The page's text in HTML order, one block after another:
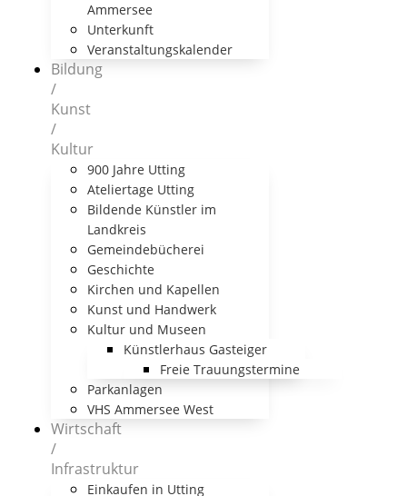
Ammersee
Unterkunft
Veranstaltungskalender
Bildung
/
Kunst
/
Kultur
900 Jahre Utting
Ateliertage Utting
Bildende Künstler im
Landkreis
Gemeindebücherei
Geschichte
Kirchen und Kapellen
Kunst und Handwerk
Kultur und Museen
Künstlerhaus Gasteiger
Freie Trauungstermine
Parkanlagen
VHS Ammersee West
Wirtschaft
/
Infrastruktur
Einkaufen in Utting